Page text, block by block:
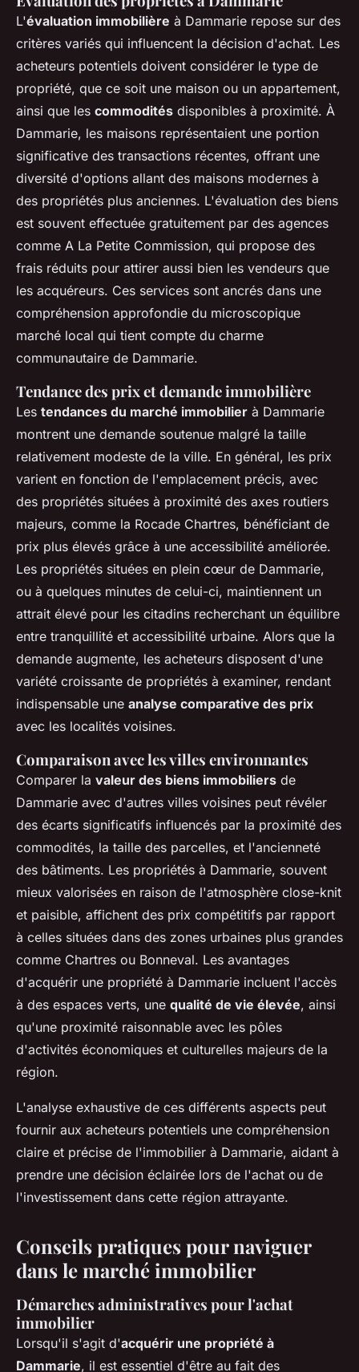
L'évaluation immobilière à Dammarie repose sur des
critères variés qui influencent la décision d'achat. Les
acheteurs potentiels doivent considérer le type de
propriété, que ce soit une maison ou un appartement,
ainsi que les commodités disponibles à proximité. À
Dammarie, les maisons représentaient une portion
significative des transactions récentes, offrant une
diversité d'options allant des maisons modernes à
des propriétés plus anciennes. L'évaluation des biens
est souvent effectuée gratuitement par des agences
comme A La Petite Commission, qui propose des
frais réduits pour attirer aussi bien les vendeurs que
les acquéreurs. Ces services sont ancrés dans une
compréhension approfondie du microscopique
marché local qui tient compte du charme
communautaire de Dammarie.
Tendance des prix et demande immobilière
Les tendances du marché immobilier à Dammarie
montrent une demande soutenue malgré la taille
relativement modeste de la ville. En général, les prix
varient en fonction de l'emplacement précis, avec
des propriétés situées à proximité des axes routiers
majeurs, comme la Rocade Chartres, bénéficiant de
prix plus élevés grâce à une accessibilité améliorée.
Les propriétés situées en plein cœur de Dammarie,
ou à quelques minutes de celui-ci, maintiennent un
attrait élevé pour les citadins recherchant un équilibre
entre tranquillité et accessibilité urbaine. Alors que la
demande augmente, les acheteurs disposent d'une
variété croissante de propriétés à examiner, rendant
indispensable une analyse comparative des prix
avec les localités voisines.
Comparaison avec les villes environnantes
Comparer la valeur des biens immobiliers de
Dammarie avec d'autres villes voisines peut révéler
des écarts significatifs influencés par la proximité des
commodités, la taille des parcelles, et l'ancienneté
des bâtiments. Les propriétés à Dammarie, souvent
mieux valorisées en raison de l'atmosphère close-knit
et paisible, affichent des prix compétitifs par rapport
à celles situées dans des zones urbaines plus grandes
comme Chartres ou Bonneval. Les avantages
d'acquérir une propriété à Dammarie incluent l'accès
à des espaces verts, une qualité de vie élevée, ainsi
qu'une proximité raisonnable avec les pôles
d'activités économiques et culturelles majeurs de la
région.
L'analyse exhaustive de ces différents aspects peut
fournir aux acheteurs potentiels une compréhension
claire et précise de l'immobilier à Dammarie, aidant à
prendre une décision éclairée lors de l'achat ou de
l'investissement dans cette région attrayante.
Conseils pratiques pour naviguer
dans le marché immobilier
Démarches administratives pour l'achat
immobilier
Lorsqu'il s'agit d'acquérir une propriété à
Dammarie, il est essentiel d'être au fait des